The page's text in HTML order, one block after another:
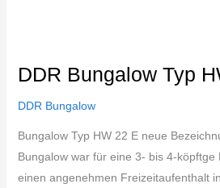
DDR Bungalow Typ
DDR Bungalow
Bungalow Typ HW 22 E neue
Bungalow war für eine 3- bis 4-
einen angenehmen Freizeitaufenthalt